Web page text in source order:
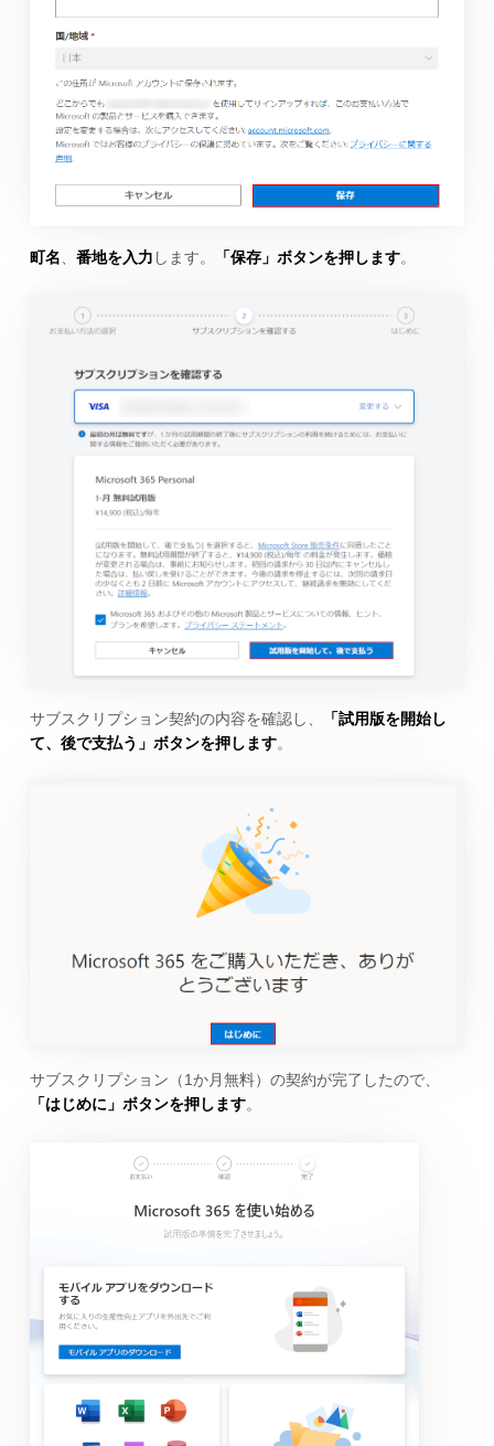
町名 番地を入力 します。 「保存」ボタンを押します。
サブスクリプション契約の内容を確認し、
「試用版を開始し
て、後で支払う」ボタンを押します。
サブスクリプション（1か月無料）の契約が完了したので、
「はじめに」ボタンを押します。